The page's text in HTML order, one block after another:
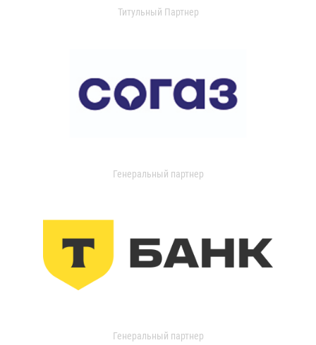
Титульный Партнер
Генеральный партнер
Генеральный партнер